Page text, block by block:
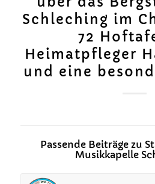
Schleching im
72
Heimatpfleger
und eine
Passende Beiträge zu
Musikkapelle